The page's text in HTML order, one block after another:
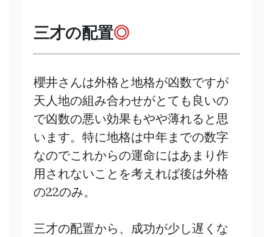
三才の配置◎
櫻井さんは外格と地格が凶数ですが
天人地の組み合わせがとても良いの
で凶数の悪い効果もやや薄れると思
います。特に地格は中年までの数字
なのでこれからの運命にはあまり作
用されないことを考えれば後は外格
の22のみ。
三才の配置から、成功が少し遅くな